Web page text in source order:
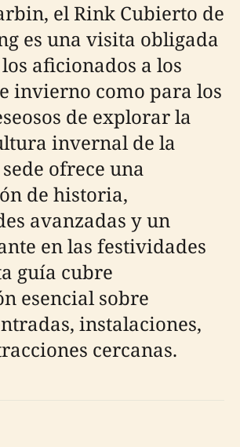
el Rink Cubierto de
es una visita obligada
aficionados a los
invierno como para los
de explorar la
invernal de la
ofrece una
de historia,
avanzadas y un
en las festividades
guía cubre
esencial sobre
instalaciones,
cercanas.